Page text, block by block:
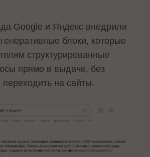
Google и Яндекс внедрили
блоки, которые
структурированные
прямо в выдаче, без
на сайты.